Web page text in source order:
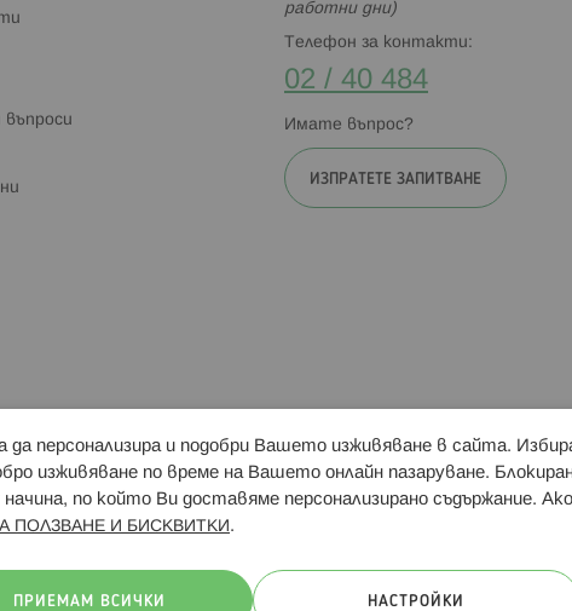
въпроси
работни дни)
Телефон за контакти:
02 / 40 484
Имате въпрос?
ИЗПРАТЕТЕ ЗАПИТВАНЕ
Свързани сайтове: Hippoland.ro Последвайте ни:
да персонализира и подобри Вашето изживяване в сайта.
изживяване по време на Вашето онлайн пазаруване.
по който Ви доставяме персонализирано съдържание.
ПОЛЗВАНЕ И БИСКВИТКИ .
ПРИЕМАМ ВСИЧКИ НАСТРОЙКИ